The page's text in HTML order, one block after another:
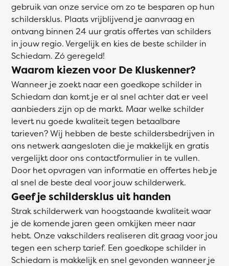
gebruik van onze service om zo te besparen op hun
schildersklus. Plaats vrijblijvend je aanvraag en
ontvang binnen 24 uur gratis offertes van schilders
in jouw regio. Vergelijk en kies de beste schilder in
Schiedam. Zó geregeld!
Waarom kiezen voor De Kluskenner?
Wanneer je zoekt naar een goedkope schilder in
Schiedam dan komt je er al snel achter dat er veel
aanbieders zijn op de markt. Maar welke schilder
levert nu goede kwaliteit tegen betaalbare
tarieven? Wij hebben de beste schildersbedrijven in
ons netwerk aangesloten die je makkelijk en gratis
vergelijkt door ons contactformulier in te vullen.
Door het opvragen van informatie en offertes heb je
al snel de beste deal voor jouw schilderwerk.
Geef je schildersklus uit handen
Strak schilderwerk van hoogstaande kwaliteit waar
je de komende jaren geen omkijken meer naar
hebt. Onze vakschilders realiseren dit graag voor jou
tegen een scherp tarief. Een goedkope schilder in
Schiedam is makkelijk en snel gevonden wanneer je